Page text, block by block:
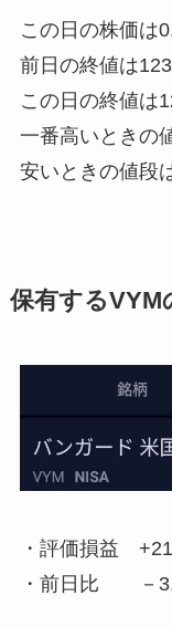
この日の株価は
前日の終値は
この日の終値は
一番高いときの
安いときの値段
保有するVYM
・評価損益
・前日比
－